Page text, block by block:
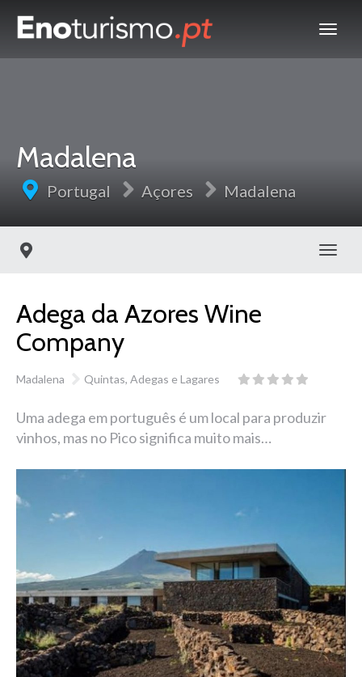
Madalena
Portugal Açores Madalena
Adega da Azores Wine
Company
Madalena Quintas, Adegas e Lagares
Uma adega em português é um local para produzir
vinhos, mas no Pico significa muito mais…